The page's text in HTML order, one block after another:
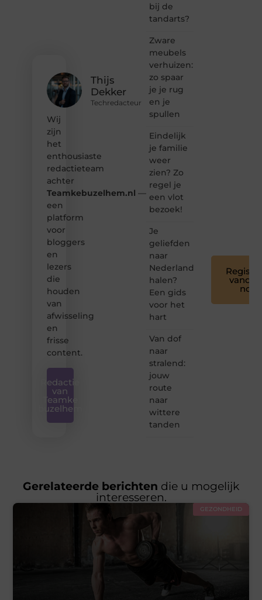
Thijs
Dekker
Techredacteur
Wij
zijn
het
enthousiaste
redactieteam
achter
Teamkebuzelhem.nl —
een
platform
voor
bloggers
en
lezers
die
houden
van
afwisseling
en
frisse
content.
Redactie
van
Teamke
buzelhem
bij de
tandarts?
Zware
meubels
verhuizen:
zo spaar
je je rug
en je
spullen
Eindelijk
je familie
weer
zien? Zo
regel je
een vlot
bezoek!
Je
geliefden
naar
Nederland
halen?
Een gids
voor het
hart
Van dof
naar
stralend:
jouw
route
naar
wittere
tanden
nog
Gerelateerde berichten die u mogelijk
interesseren.
GEZONDHEID